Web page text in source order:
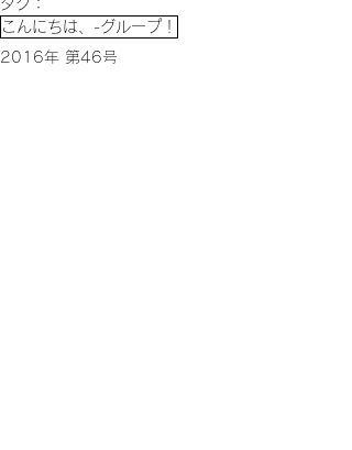
タグ：
こんにちは、-グループ！
2016年 第46号